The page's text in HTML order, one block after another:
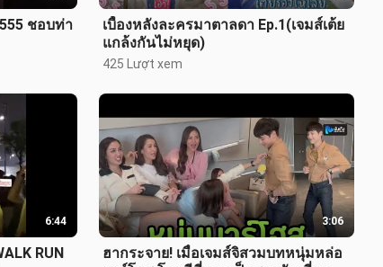
ชอบท่า
เบื้องหลังละครมาตาลดา Ep.1(เจมส์เต้ย
แกล้งกันไม่หยุด)
425 Lượt xem
6:44
RUN
3:06
ฮากระจาย! เมื่อเจมส์จิสวมบทหนุ่มหล่อ